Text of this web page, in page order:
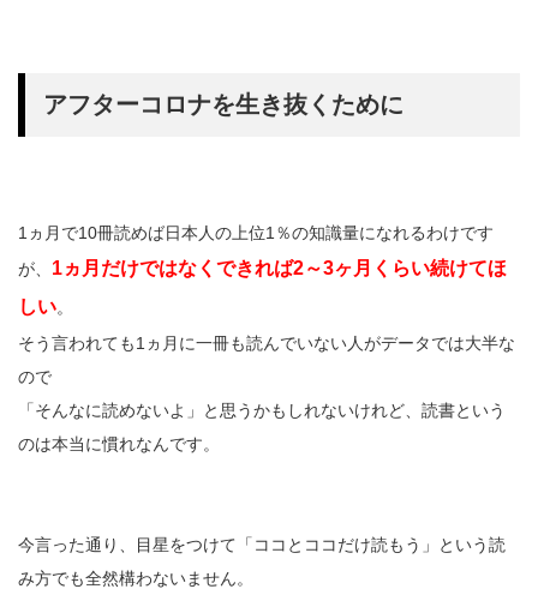
アフターコロナを生き抜くために
1ヵ月で10冊読めば日本人の上位1％の知識量になれるわけです
が、 1ヵ月だけではなくできれば2～3ヶ月くらい続けてほ
しい。
そう言われても1ヵ月に一冊も読んでいない人がデータでは大半な
ので
「そんなに読めないよ」と思うかもしれないけれど、読書という
のは本当に慣れなんです。
今言った通り、目星をつけて「ココとココだけ読もう」という読
み方でも全然構わないません。